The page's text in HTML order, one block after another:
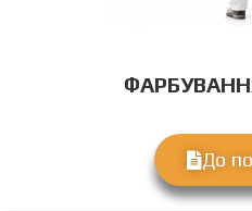
До